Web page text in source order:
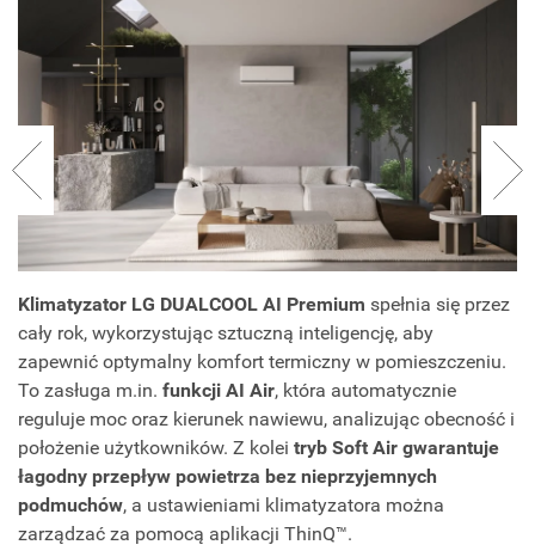
Klimatyzator LG DUALCOOL AI Premium spełnia się przez
cały rok, wykorzystując sztuczną inteligencję, aby
zapewnić optymalny komfort termiczny w pomieszczeniu.
To zasługa m.in. funkcji AI Air, która automatycznie
reguluje moc oraz kierunek nawiewu, analizując obecność i
położenie użytkowników. Z kolei tryb Soft Air gwarantuje
łagodny przepływ powietrza bez nieprzyjemnych
podmuchów, a ustawieniami klimatyzatora można
zarządzać za pomocą aplikacji ThinQ™.